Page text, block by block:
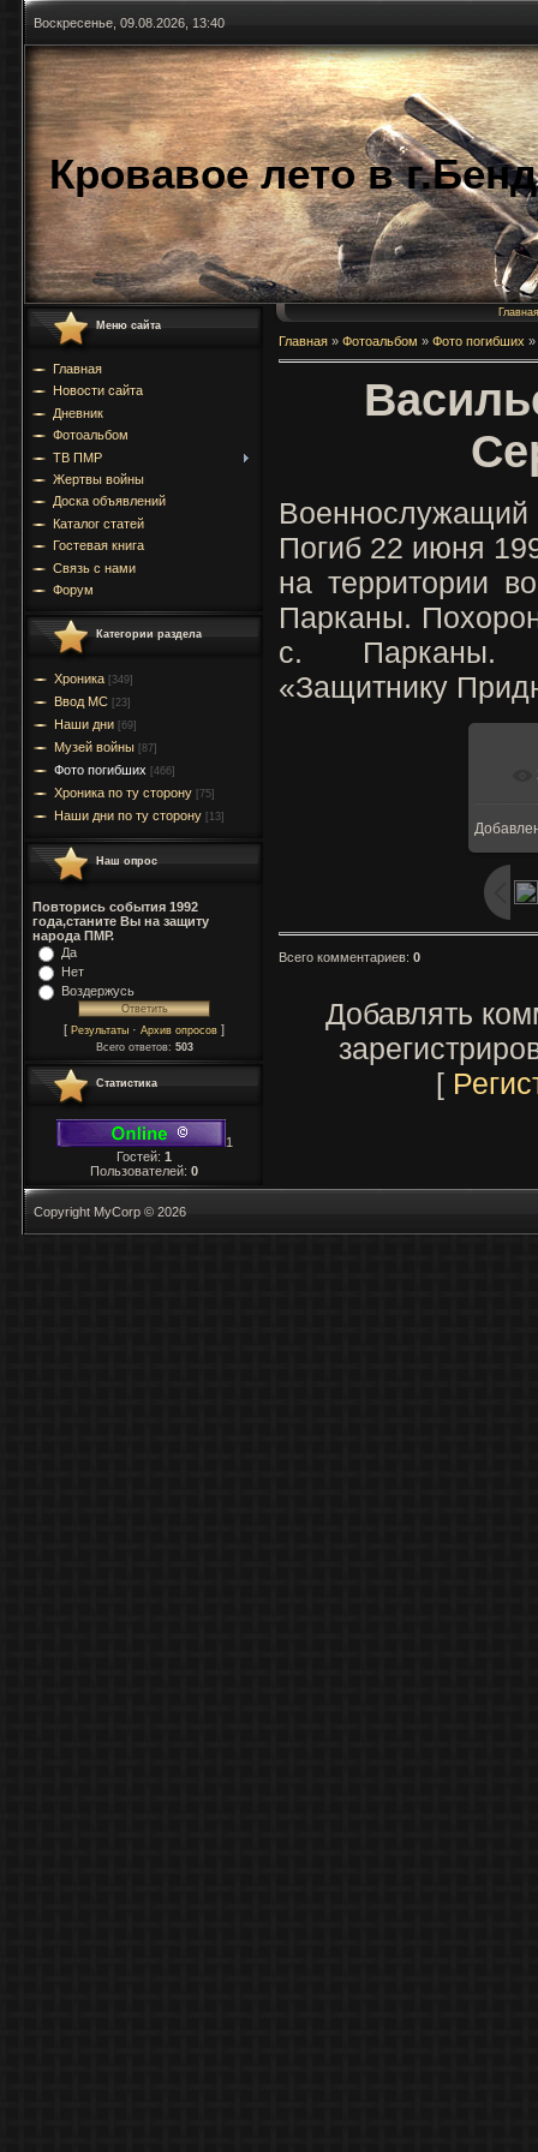
Воскресенье, 09.08.2026, 13:40
Кровавое лето в
Меню сайта
Главная
Новости сайта
Дневник
Фотоальбом
ТВ ПМР
Жертвы войны
Доска объявлений
Каталог статей
Гостевая книга
Связь с нами
Форум
Категории раздела
Хроника [349]
Ввод МC [23]
Наши дни [69]
Музей войны [87]
Фото погибших [466]
Хроника по ту сторону [75]
Наши дни по ту сторону [13]
Наш опрос
Повторись события 1992
года,станите Вы на защиту
народа ПМР.
Да
Нет
Воздержусь
[ Результаты · Архив опросов ]
Всего ответов: 503
Статистика
1
Гостей: 1
Пользователей: 0
Главная
Главная » Фотоальбом » Фото погибших »
Погиб 22 июня
на территории
Парканы.
с. Парканы.
«Защитнику
Всего комментариев: 0
Добавлять
[
Copyright MyCorp © 2026